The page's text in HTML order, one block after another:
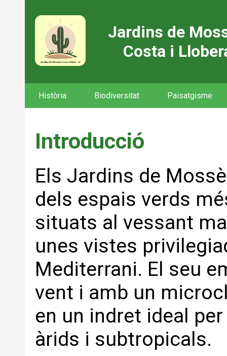
Jardins de
Costa i
Història Biodiversitat Paisatgisme
Introducció
Els Jardins de
dels espais verds
situats al vessant
unes vistes
Mediterrani. El seu
vent i amb un
en un indret ideal
àrids i subtropicals.